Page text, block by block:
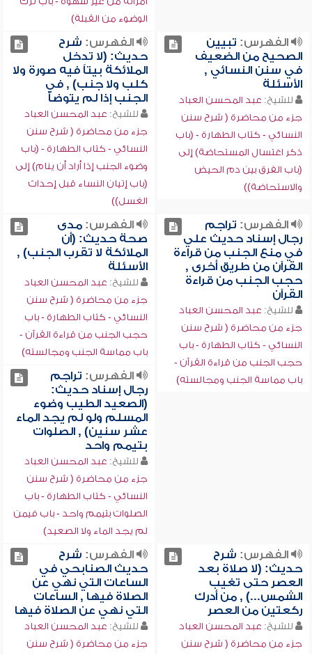
الوضوء من القبلة)
الفهرس: تبيين
الصحيح من الضعيف
في سنن النسائي ,
الأسئلة
للشيخ: عبد المحسن العباد
جزء من محاضرة ( شرح سنن
النسائي - كتاب الطهارة - (باب
ذكر اغتسال المستحاضة) إلى
(باب الفرق بين دم الحيض
والاستحاضة))
الفهرس: شرح
حديث: (لا تدخل
الملائكة بيتاً فيه صورة ولا
كلب ولا جنب) , في
الجنب إذا لم يتوضأ
للشيخ: عبد المحسن العباد
جزء من محاضرة ( شرح سنن
النسائي - كتاب الطهارة - (باب
وضوء الجنب إذا أراد أن ينام) إلى
(باب إتيان النساء قبل إحداث
الغسل))
الفهرس: تراجم
رجال إسناد حديث علي
في منع الجنب من قراءة
القرآن من طريق أخرى ,
حجب الجنب من قراءة
القرآن
للشيخ: عبد المحسن العباد
جزء من محاضرة ( شرح سنن
النسائي - كتاب الطهارة - باب
حجب الجنب من قراءة القرآن -
باب مماسة الجنب ومجالسته)
الفهرس:مدى
صحة حديث: (أن
الملائكة لا تقرب الجنب) ,
الأسئلة
للشيخ: عبد المحسن العباد
جزء من محاضرة ( شرح سنن
النسائي - كتاب الطهارة - باب
حجب الجنب من قراءة القرآن -
باب مماسة الجنب ومجالسته)
الفهرس: تراجم
رجال إسناد حديث:
(الصعيد الطيب وضوء
المسلم ولو لم يجد الماء
عشر سنين) , الصلوات
بتيمم واحد
للشيخ: عبد المحسن العباد
جزء من محاضرة ( شرح سنن
النسائي - كتاب الطهارة - باب
الصلوات بتيمم واحد - باب فيمن
لم يجد الماء ولا الصعيد)
الفهرس: شرح
حديث: (لا صلاة بعد
العصر حتى تغيب
الشمس...) , من أدرك
ركعتين من العصر
للشيخ: عبد المحسن العباد
جزء من محاضرة ( شرح سنن
الفهرس: شرح
حديث الصنابحي في
الساعات التي نهي عن
الصلاة فيها , الساعات
التي نهي عن الصلاة فيها
للشيخ: عبد المحسن العباد
جزء من محاضرة ( شرح سنن